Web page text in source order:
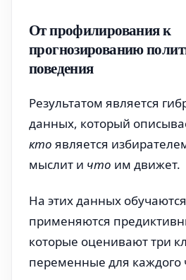
От профилирования к
прогнозированию
поведения
Результатом является
данных, который
кто является
мыслит и что им движет.
На этих данных
применяются
которые оценивают три
переменные для каждого